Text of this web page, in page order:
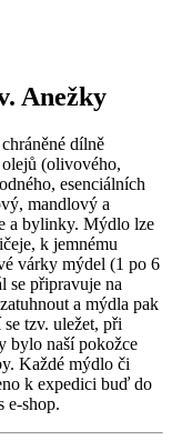
Anežky
dílně
(olivového,
esenciálních
mandlový a
a bylinky. Mýdlo lze
k jemnému
várky mýdel (1 po 6
se připravuje na
a mýdla pak
tzv. uležet, při
bylo naší pokožce
Každé mýdlo či
k expedici buď do
e-shop.